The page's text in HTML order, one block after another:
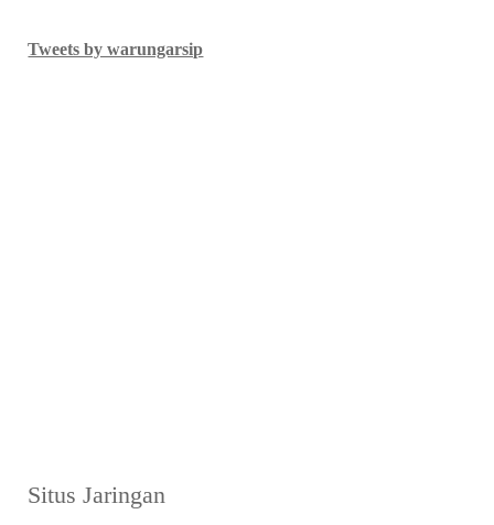
Tweets by warungarsip
Situs Jaringan